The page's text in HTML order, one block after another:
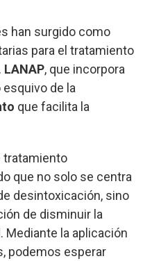
han surgido como
para el tratamiento
LANAP, que incorpora
de la
que facilita la
tratamiento
que no solo se centra
desintoxicación, sino
de disminuir la
Mediante la aplicación
podemos esperar